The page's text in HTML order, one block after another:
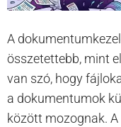
A
összetettebb, mint
van szó, hogy
a dokumentumok
között mozognak.